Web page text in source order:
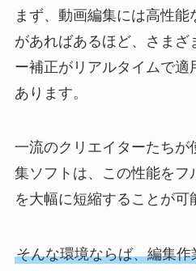
まず、動画編集には高性
があればあるほど、さまざ
ー補正がリアルタイムで適
あります。
一流のクリエイターたちが
集ソフトは、この性能をフ
を大幅に短縮することが可
そんな環境ならば、編集